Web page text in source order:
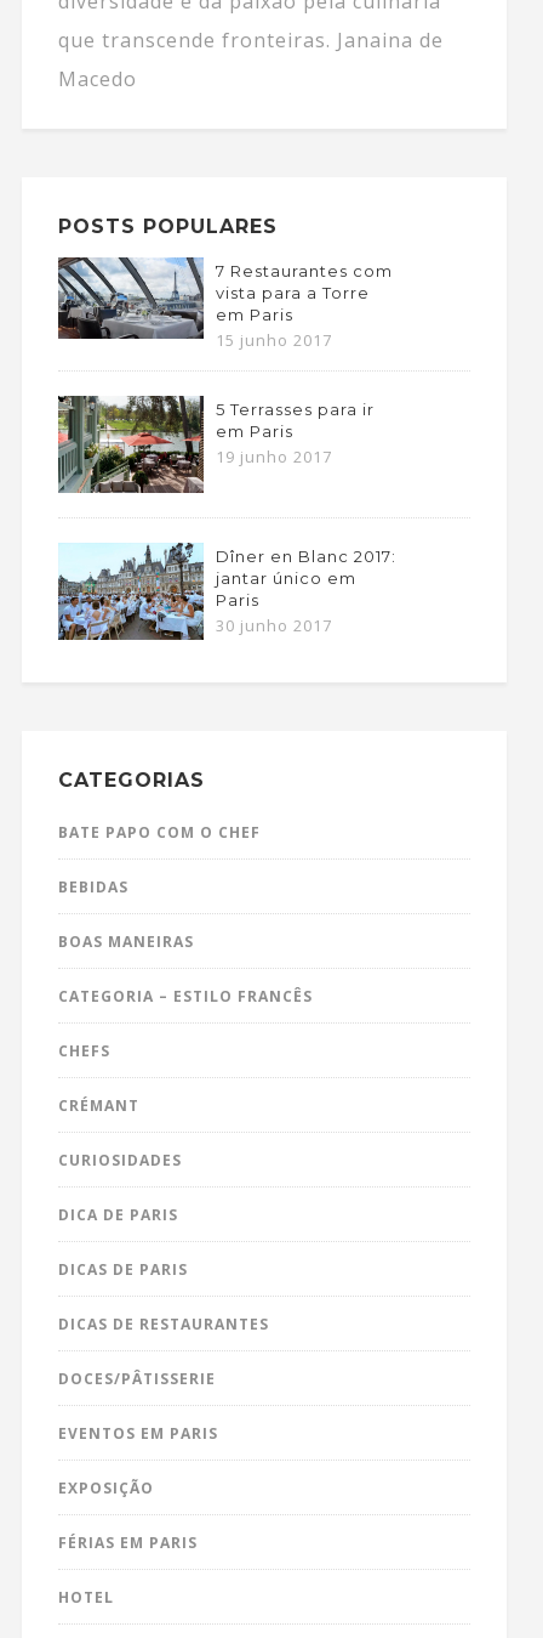
que transcende fronteiras. Janaina de
Macedo
POSTS POPULARES
7 Restaurantes com
vista para a Torre
em Paris
15 junho 2017
5 Terrasses para ir
em Paris
19 junho 2017
Dîner en Blanc 2017:
jantar único em
Paris
30 junho 2017
CATEGORIAS
BATE PAPO COM O CHEF
BEBIDAS
BOAS MANEIRAS
CATEGORIA – ESTILO FRANCÊS
CHEFS
CRÉMANT
CURIOSIDADES
DICA DE PARIS
DICAS DE PARIS
DICAS DE RESTAURANTES
DOCES/PÂTISSERIE
EVENTOS EM PARIS
EXPOSIÇÃO
FÉRIAS EM PARIS
HOTEL